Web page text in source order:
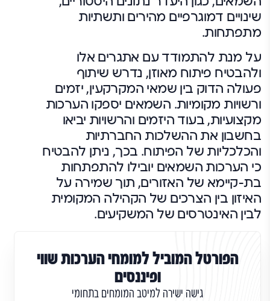
שינויים דמוגרפיים מהירים ותשתיות
מתפתחות.
על מנת להתמודד עם אתגרים אלו
ולהבטיח פיתוח מאוזן, נדרש שיתוף
פעולה הדוק בין שמאי המקרקעין, יזמים
ורשויות מקומיות. השמאים יספקו הערכות
מקצועיות, בעוד היזמים והרשויות יביאו
בחשבון את ההשלכות החברתיות
והכלכליות של הפיתוח. בכך, ניתן להבטיח
כי הערכות השמאים יובילו להתפתחות
בת-קיימא של האזורים, תוך שמירה על
האיזון בין הצרכים של הקהילה המקומית
לבין האינטרסים של המשקיעים.
הפורטל המוביל למומחי הערכות שווי
ופיננסים
גישה ישירה למיטב המומחים בתחומי